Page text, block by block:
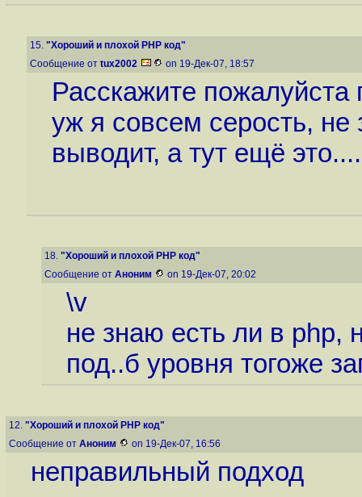
15. "Хороший и плохой PHP код"
Сообщение от tux2002 on 19-Дек-07, 18:57
Расскажите
уж я совсем серость, не
выводит, а тут ещё это....
18. "Хороший и плохой PHP код"
Сообщение от Аноним on 19-Дек-07, 20:02
\v
не знаю есть ли в php,
под..б уровня тогоже
12. "Хороший и плохой PHP код"
Сообщение от Аноним on 19-Дек-07, 16:56
неправильный подход